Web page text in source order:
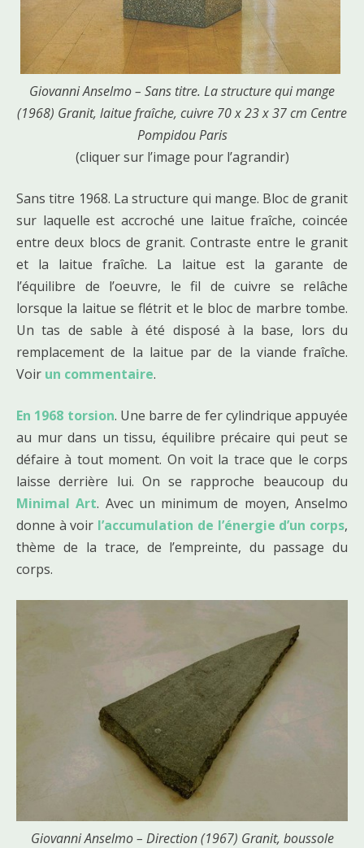
Giovanni Anselmo – Sans titre. La structure qui mange
(1968) Granit, laitue fraîche, cuivre 70 x 23 x 37 cm Centre
Pompidou Paris
(cliquer sur l’image pour l’agrandir)
Sans titre 1968. La structure qui mange. Bloc de granit
sur laquelle est accroché une laitue fraîche, coincée
entre deux blocs de granit. Contraste entre le granit
et la laitue fraîche. La laitue est la garante de
l’équilibre de l’oeuvre, le fil de cuivre se relâche
lorsque la laitue se flétrit et le bloc de marbre tombe.
Un tas de sable à été disposé à la base, lors du
remplacement de la laitue par de la viande fraîche.
Voir un commentaire.
En 1968 torsion. Une barre de fer cylindrique appuyée
au mur dans un tissu, équilibre précaire qui peut se
défaire à tout moment. On voit la trace que le corps
laisse derrière lui. On se rapproche beaucoup du
Minimal Art. Avec un minimum de moyen, Anselmo
donne à voir l’accumulation de l’énergie d’un corps,
thème de la trace, de l’empreinte, du passage du
corps.
Giovanni Anselmo – Direction (1967) Granit, boussole